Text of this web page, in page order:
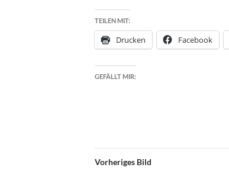
TEILEN MIT:
Drucken Facebook
GEFÄLLT MIR:
Vorheriges Bild